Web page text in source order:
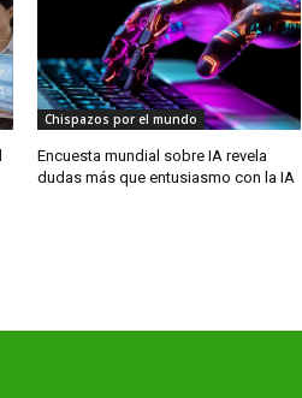
Chispazos por el mundo
Encuesta mundial sobre IA revela
dudas más que entusiasmo con la IA